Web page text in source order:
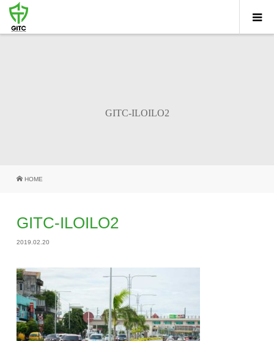
GITC-ILOILO2
HOME
GITC-ILOILO2
2019.02.20